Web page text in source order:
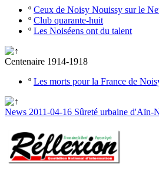
º Ceux de Noisy Nouissy sur le
º Club quarante-huit
º Les Noiséens ont du talent
Centenaire 1914-1918
º Les morts pour la France de
News 2011-04-16 Sûreté urbaine d'Aïn-